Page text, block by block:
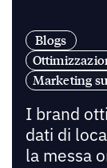
Blogs
Marketing
I brand
dati di
la messa